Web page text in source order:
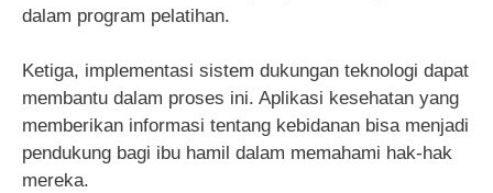
dalam program pelatihan.
Ketiga, implementasi sistem dukungan teknologi dapat
membantu dalam proses ini. Aplikasi kesehatan yang
memberikan informasi tentang kebidanan bisa menjadi
pendukung bagi ibu hamil dalam memahami hak-hak
mereka.